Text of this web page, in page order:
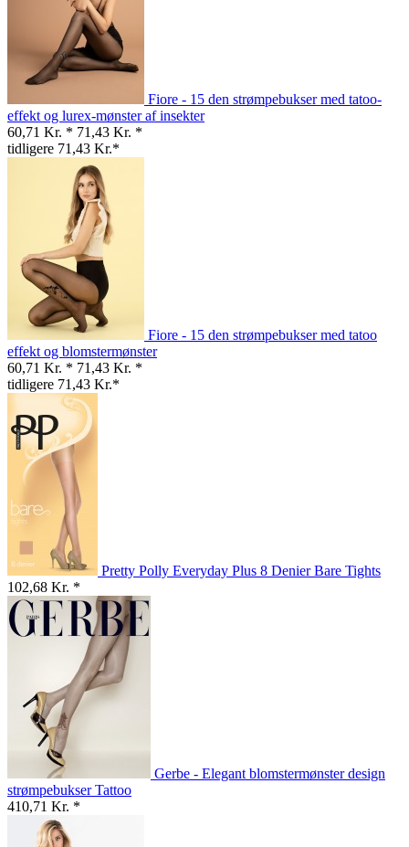
Fiore - 15 den strømpebukser med tatoo-
effekt og lurex-mønster af insekter
60,71 Kr. * 71,43 Kr. *
tidligere 71,43 Kr.*
Fiore - 15 den strømpebukser med tatoo
effekt og blomstermønster
60,71 Kr. * 71,43 Kr. *
tidligere 71,43 Kr.*
Pretty Polly Everyday Plus 8 Denier Bare Tights
102,68 Kr. *
Gerbe - Elegant blomstermønster design
strømpebukser Tattoo
410,71 Kr. *